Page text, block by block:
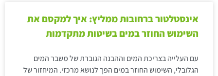
אינסטלטור ברחובות ממליץ: איך למקסם את
השימוש החוזר במים בשיטות מתקדמות
עם העלייה בצריכת המים וההבנה הגוברת של משבר המים
הגלובלי, השימוש החוזר במים הפך לנושא מרכזי. המיחזור של